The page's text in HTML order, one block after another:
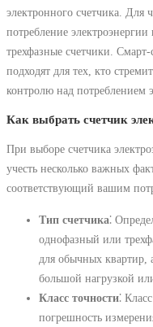
электронного счетчика. Для
потребление
трехфазные счетчики.
подходят для тех, кто
контролю над потреблением
Как выбрать счетчик
При выборе счетчика
учесть несколько важных
соответствующий вашим
Тип счетчика⁚
однофазный или
для обычных квартир,
большой нагрузкой
Класс точности⁚
погрешность